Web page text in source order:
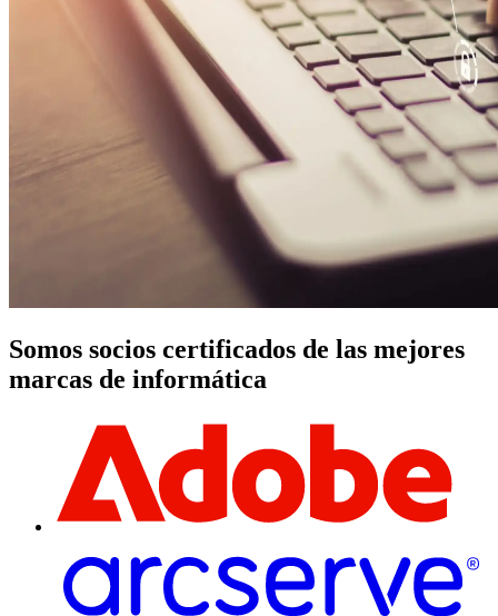
Somos socios certificados de las mejores
marcas de informática